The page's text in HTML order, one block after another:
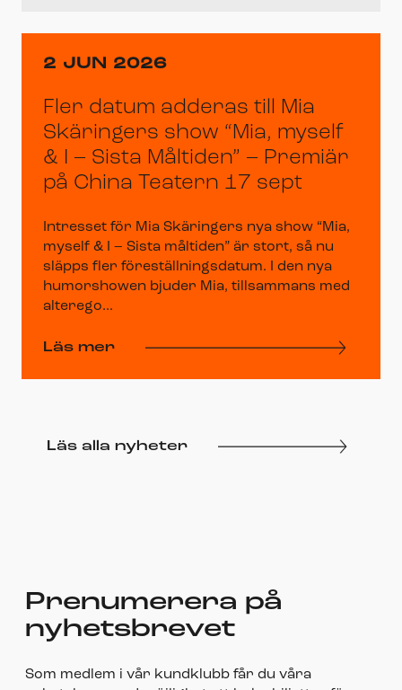
2 JUN 2026
Fler datum adderas till Mia
Skäringers show “Mia, myself
& I – Sista Måltiden” – Premiär
på China Teatern 17 sept
Intresset för Mia Skäringers nya show “Mia,
myself & I – Sista måltiden” är stort, så nu
släpps fler föreställningsdatum. I den nya
humorshowen bjuder Mia, tillsammans med
alterego...
Läs mer
Läs alla nyheter
Prenumerera på
nyhetsbrevet
Som medlem i vår kundklubb får du våra